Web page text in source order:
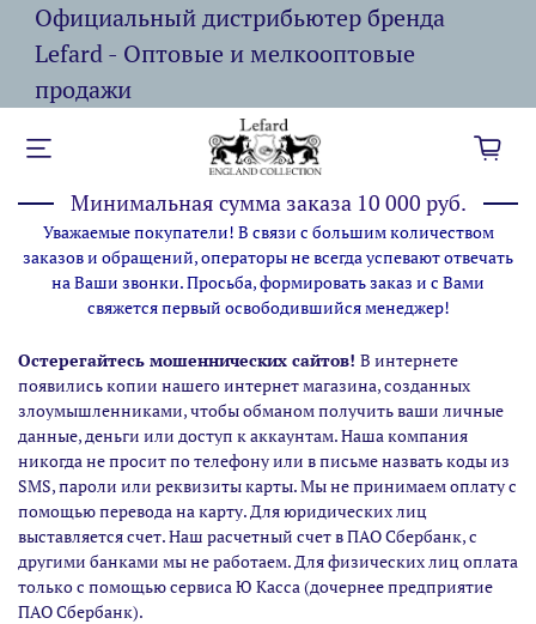
Официальный дистрибьютер бренда
Lefard - Оптовые и мелкооптовые
продажи
Минимальная сумма заказа 10 000 руб.
Уважаемые покупатели! В связи с большим количеством
заказов и обращений, операторы не всегда успевают отвечать
на Ваши звонки. Просьба, формировать заказ и с Вами
свяжется первый освободившийся менеджер!
Остерегайтесь мошеннических сайтов! В интернете
появились копии нашего интернет магазина,созданных
злоумышленниками, чтобы обманом получить ваши личные
данные, деньги или доступ к аккаунтам. Наша компания
никогда не просит по телефону или в письме назвать коды из
SMS, пароли или реквизиты карты. Мы не принимаем оплату с
помощью перевода на карту. Для юридических лиц
выставляется счет. Наш расчетный счет в ПАО Сбербанк, с
другими банками мы не работаем. Для физических лиц оплата
только с помощью сервиса Ю Касса (дочернее предприятие
ПАО Сбербанк).